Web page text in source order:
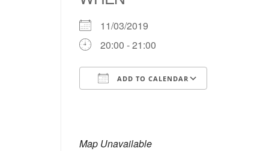
11/03/2019
20:00 - 21:00
ADD TO CALENDAR
Map Unavailable